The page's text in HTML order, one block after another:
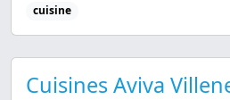
cuisine
Cuisines Aviva